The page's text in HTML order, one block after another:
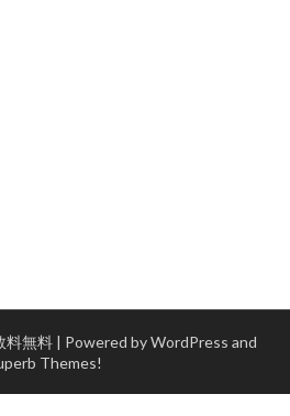
料無料 | Powered by WordPress and
Themes!